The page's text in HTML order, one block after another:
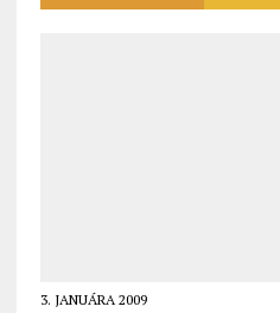
3. JANUÁRA 2009